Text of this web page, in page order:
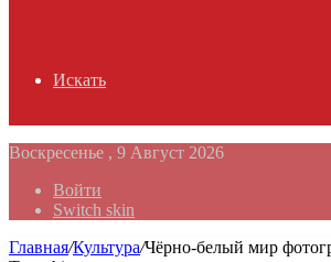
Искать
Воскресенье , 9 Август 2026
Войти
Switch skin
Главная/Культура/Чёрно-белый мир